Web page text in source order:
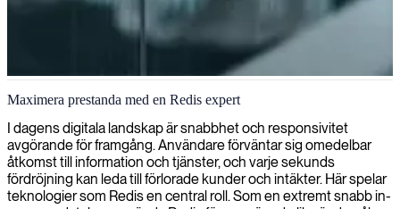
Redis databashantering
Vi tillhandahåller Redis-experter som optimerar databasprestanda,
skalbarhet och realtidsbearbetning av data för att möta behoven i din
applikation med höga volymer.
Maximera prestanda med en Redis expert
I dagens digitala landskap är snabbhet och responsivitet
avgörande för framgång. Användare förväntar sig omedelbar
åtkomst till information och tjänster, och varje sekunds
fördröjning kan leda till förlorade kunder och intäkter. Här spelar
teknologier som Redis en central roll. Som en extremt snabb in-